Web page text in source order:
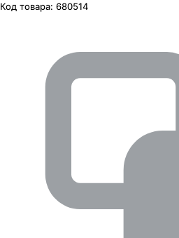
Код товара: 680514